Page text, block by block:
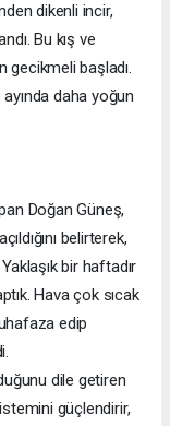
dikenli incir,
Bu kış ve
gecikmeli başladı.
daha yoğun
Doğan Güneş,
belirterek,
bir haftadır
Hava çok sıcak
edip
dile getiren
güçlendirir,